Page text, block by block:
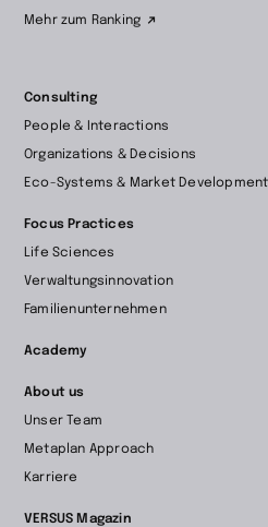
Mehr zum Ranking
Consulting
People & Interactions
Organizations & Decisions
Eco-Systems & Market Development
Focus Practices
Life Sciences
Verwaltungsinnovation
Familienunternehmen
Academy
About us
Unser Team
Metaplan Approach
Karriere
VERSUS Magazin